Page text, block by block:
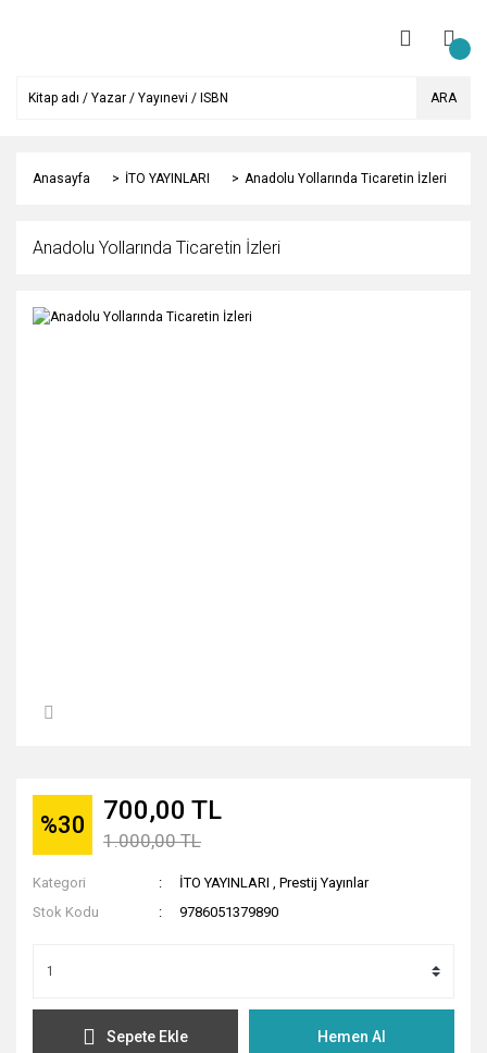
ARA
Anasayfa İTO YAYINLARI Anadolu Yollarında Ticaretin İzleri
Anadolu Yollarında Ticaretin İzleri
%30 700,00 TL
1.000,00 TL
Kategori İTO YAYINLARI ,Prestij Yayınlar
Stok Kodu
9786051379890
Sepete Ekle Hemen Al